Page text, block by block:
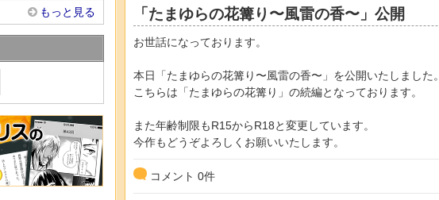
「たまゆらの花篝り〜風雷の香〜」公開
お世話になっております。
本日「たまゆらの花篝り〜風雷の香〜」を公開いたしました。
こちらは「たまゆらの花篝り」の続編となっております。
また年齢制限もR15からR18と変更しています。
今作もどうぞよろしくお願いいたします。
コメント 0件
もっと見る